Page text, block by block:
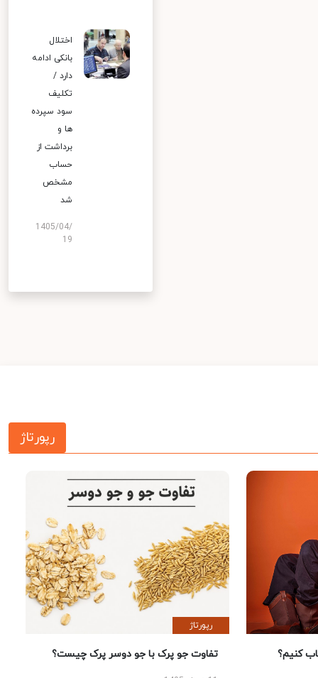
اختلال
بانکی ادامه
دارد /
تکلیف
سود سپرده
ها و
برداشت از
حساب
مشخص
شد
1405/04/
19
رپورتاژ
کنیم؟
رپورتاژ
تفاوت جو پرک با جو دوسر پرک چیست؟